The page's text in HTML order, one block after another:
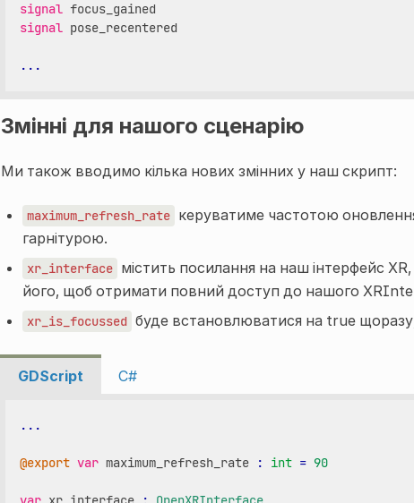
signal focus_gained
signal pose_recentered
...
Змінні для нашого сценарію
Ми також вводимо кілька нових змінних у наш скрипт:
maximum_refresh_rate керуватиме частотою
гарнітурою.
xr_interface містить посилання на наш інтерфейс
його, щоб отримати повний доступ до нашого
xr_is_focussed буде встановлюватися на true
GDScript C#
...
@export var maximum_refresh_rate : int = 90